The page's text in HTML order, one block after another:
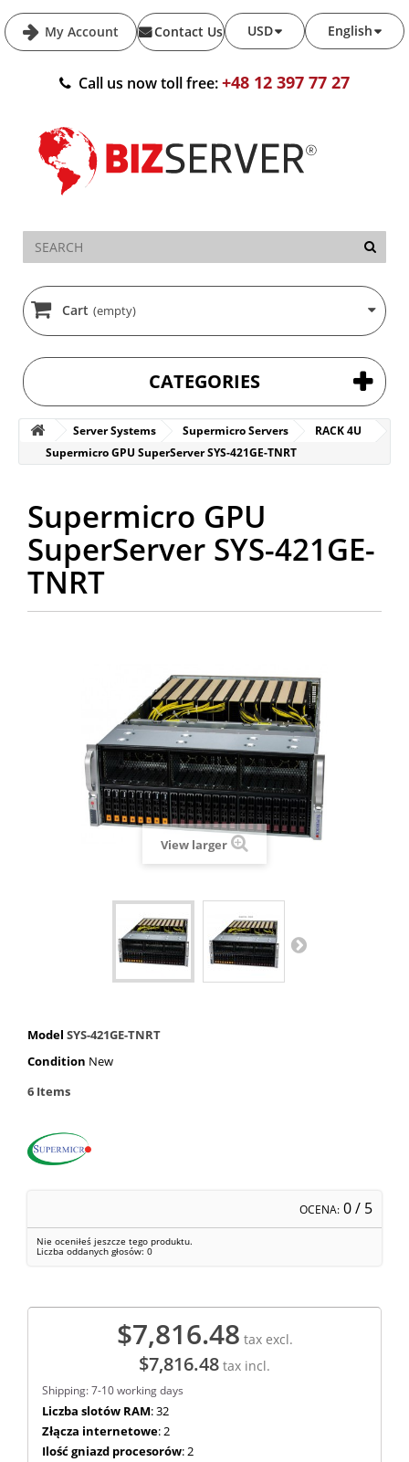
My Account English
USD
Contact Us
Call us now toll free:+48 12 397 77 27
Cart (empty)
CATEGORIES
Server Systems Supermicro Servers
RACK 4U
Supermicro GPU SuperServer SYS-421GE-TNRT
Supermicro GPU
SuperServer SYS-421GE-
TNRT
View larger
Model SYS-421GE-TNRT
Condition New
6 Items
OCENA: 0/ 5
Nie oceniłeś jeszcze tego produktu.
Liczba oddanych głosów: 0
$7,816.48 tax excl.
$7,816.48 tax incl.
Shipping: 7-10 working days
Liczba slotów RAM: 32
Złącza internetowe: 2
Ilość gniazd procesorów: 2